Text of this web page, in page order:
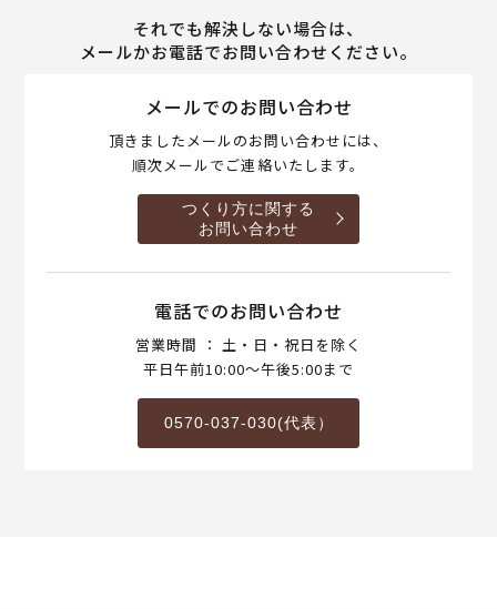
それでも解決しない場合は、
メールかお電話でお問い合わせください。
メールでのお問い合わせ
頂きましたメールのお問い合わせには、
順次メールでご連絡いたします。
つくり方に関する
お問い合わせ
電話でのお問い合わせ
営業時間 ： 土・日・祝日を除く
平日午前10:00～午後5:00まで
0570-037-030(代表）